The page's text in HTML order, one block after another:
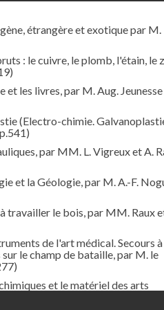
étrangère et exotique par M.
: le cuivre, le plomb, l'étain, le
et les livres, par M. Aug. Jeunesse
(Electro-chimie.
par MM. L. Vigreux et A.
et la Géologie, par M. A.-F.
travailler le bois, par MM. Raux
de l'art médical. Secours à
le champ de bataille, par M. le
et le matériel des arts